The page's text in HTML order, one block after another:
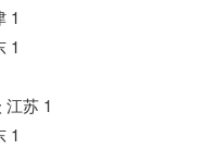
1
1
江苏 1
1